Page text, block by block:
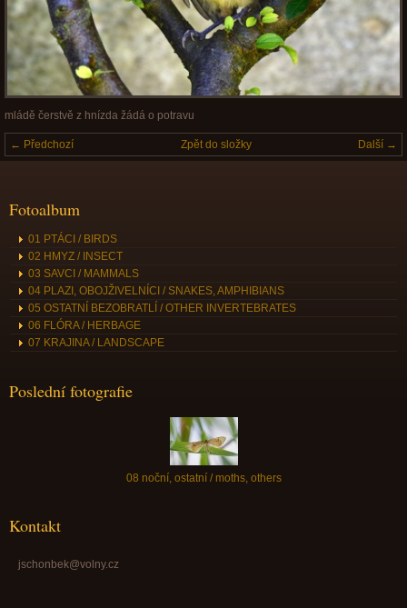
mládě čerstvě z hnízda žádá o potravu
← Předchozí Další →
Zpět do složky
Fotoalbum
01 PTÁCI / BIRDS
02 HMYZ / INSECT
03 SAVCI / MAMMALS
04 PLAZI, OBOJŽIVELNÍCI / SNAKES, AMPHIBIANS
05 OSTATNÍ BEZOBRATLÍ / OTHER INVERTEBRATES
06 FLÓRA / HERBAGE
07 KRAJINA / LANDSCAPE
Poslední fotografie
08 noční, ostatní / moths, others
Kontakt
jschonbek@volny.cz